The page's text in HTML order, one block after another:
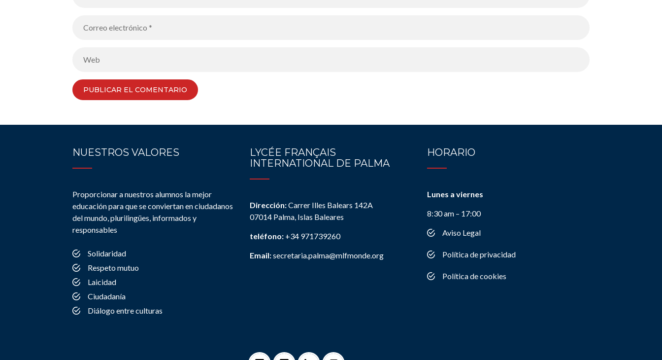
NUESTROS VALORES
Proporcionar a nuestros alumnos la mejor
educación para que se conviertan en ciudadanos
del mundo, plurilingües, informados y
responsables
Solidaridad
Respeto mutuo
Laicidad
Ciudadanía
Diálogo entre culturas
LYCÉE FRANÇAIS
INTERNATIONAL DE PALMA
Dirección:Carrer Illes Balears 142A
07014 Palma, Islas Baleares
teléfono: +34 971739260
Email:secretaria.palma@mlfmonde.org
HORARIO
Lunes a viernes
8:30 am – 17:00
Aviso Legal
Política de privacidad
Política de cookies